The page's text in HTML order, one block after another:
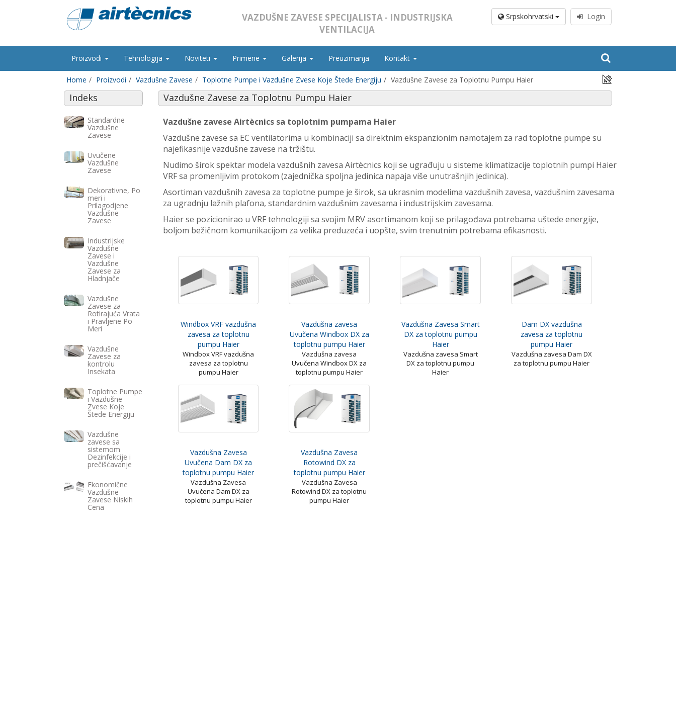
VAZDUŠNE ZAVESE SPECIJALISTA - INDUSTRIJSKA
VENTILACIJA
Srpskohrvatski Login
Proizvodi Tehnologija Noviteti Primene Galerija Preuzimanja Kontakt
Home Proizvodi Vazdušne Zavese Toplotne Pumpe i Vazdušne Zvese Koje Štede Energiju Vazdušne Zavese za Toplotnu Pumpu Haier
Indeks
Standardne
Vazdušne
Zavese
Uvučene
Vazdušne
Zavese
Dekorativne, Po
meri i
Prilagodjene
Vazdušne
Zavese
Industrijske
Vazdušne
Zavese i
Vazdušne
Zavese za
Hladnjače
Vazdušne
Zavese za
Rotirajuća Vrata
i Pravljene Po
Meri
Vazdušne
Zavese za
kontrolu
Insekata
Toplotne Pumpe
i Vazdušne
Zvese Koje
Štede Energiju
Vazdušne
zavese sa
sistemom
Dezinfekcije i
prečišćavanje
Ekonomične
Vazdušne
Zavese Niskih
Cena
Vazdušne Zavese za Toplotnu Pumpu Haier
Vazdušne zavese Airtècnics sa toplotnim pumpama Haier
Vazdušne zavese sa EC ventilatorima u kombinaciji sa direktnim ekspanzionim namotajem za rad toplotne pumpe su
najefikasnije vazdušne zavese na tržištu.
Nudimo širok spektar modela vazdušnih zavesa Airtècnics koji se ugrađuju u sisteme klimatizacije toplotnih pumpi Haier
VRF sa promenljivim protokom (zajednička spoljna jedinica napaja više unutrašnjih jedinica).
Asortiman vazdušnih zavesa za toplotne pumpe je širok, sa ukrasnim modelima vazdušnih zavesa, vazdušnim zavesama
za ugradnju lažnih plafona, standardnim vazdušnim zavesama i industrijskim zavesama.
Haier se pozicionirao u VRF tehnologiji sa svojim MRV asortimanom koji se prilagođava potrebama uštede energije,
boljom bežičnom komunikacijom za velika preduzeća i uopšte, svim trenutnim potrebama efikasnosti.
Windbox VRF vazdušna
zavesa za toplotnu
pumpu Haier
Windbox VRF vazdušna
zavesa za toplotnu
pumpu Haier
Vazdušna zavesa
Uvučena Windbox DX za
toplotnu pumpu Haier
Vazdušna zavesa
Uvučena Windbox DX za
toplotnu pumpu Haier
Vazdušna Zavesa Smart
DX za toplotnu pumpu
Haier
Vazdušna zavesa Smart
DX za toplotnu pumpu
Haier
Dam DX vazdušna
zavesa za toplotnu
pumpu Haier
Vazdušna zavesa Dam DX
za toplotnu pumpu Haier
Vazdušna Zavesa
Uvučena Dam DX za
toplotnu pumpu Haier
Vazdušna Zavesa
Uvučena Dam DX za
toplotnu pumpu Haier
Vazdušna Zavesa
Rotowind DX za
toplotnu pumpu Haier
Vazdušna Zavesa
Rotowind DX za toplotnu
pumpu Haier